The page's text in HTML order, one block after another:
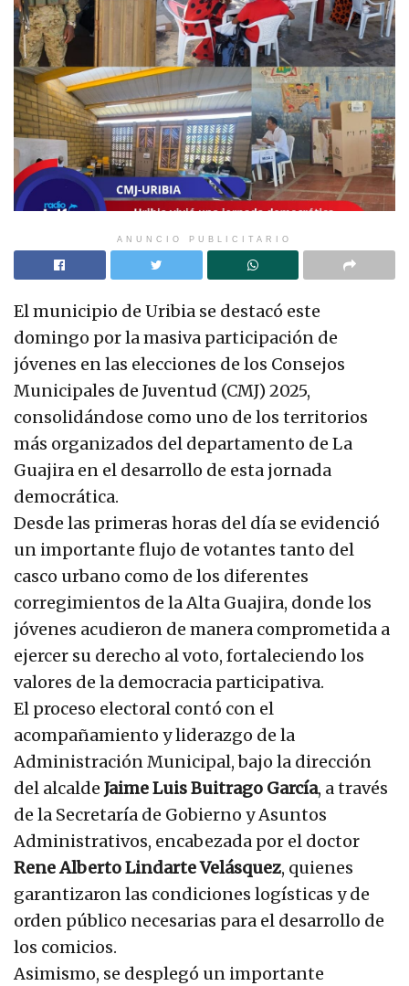
ANUNCIO PUBLICITARIO
El municipio de Uribia se destacó este
domingo por la masiva participación de
jóvenes en las elecciones de los Consejos
Municipales de Juventud (CMJ) 2025,
consolidándose como uno de los territorios
más organizados del departamento de La
Guajira en el desarrollo de esta jornada
democrática.
Desde las primeras horas del día se evidenció
un importante flujo de votantes tanto del
casco urbano como de los diferentes
corregimientos de la Alta Guajira, donde los
jóvenes acudieron de manera comprometida a
ejercer su derecho al voto, fortaleciendo los
valores de la democracia participativa.
El proceso electoral contó con el
acompañamiento y liderazgo de la
Administración Municipal, bajo la dirección
del alcalde Jaime Luis Buitrago García, a través
de la Secretaría de Gobierno y Asuntos
Administrativos, encabezada por el doctor
Rene Alberto Lindarte Velásquez, quienes
garantizaron las condiciones logísticas y de
orden público necesarias para el desarrollo de
los comicios.
Asimismo, se desplegó un importante